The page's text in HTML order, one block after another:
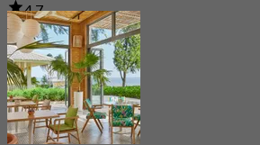
4.7
359 Gebucht
Aus฿ 615